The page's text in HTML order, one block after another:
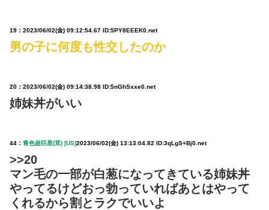
19： 2023/06/02(金) 09:12:54.67 ID:5PY8EEEK0.net
男の子に何度も性交したのか
20： 2023/06/02(金) 09:14:38.98 ID:5nGhSxxe0.net
姉妹丼がいい
44： 青色超巨星(茸) [US]2023/06/02(金) 13:13:04.82 ID:3qLgS+Bj0.net
>>20
マン毛の一部が白葱になってきている姉妹丼
やってるけどおっ勃っていればあとはやって
くれるから割とラクでいいよ